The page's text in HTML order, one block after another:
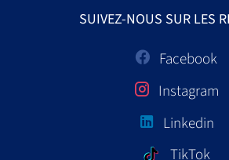
SUIVEZ-NOUS SUR LES
Facebook
Instagram
Linkedin
TikTok